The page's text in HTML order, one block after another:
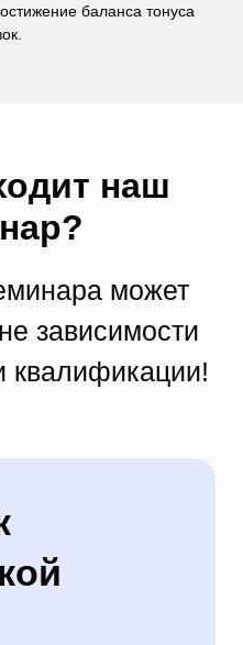
баланса тонуса
наш
может
зависимости
квалификации!